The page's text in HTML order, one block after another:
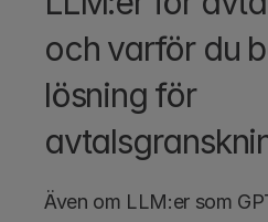
och varför du
lösning för
Även om LLM:er som